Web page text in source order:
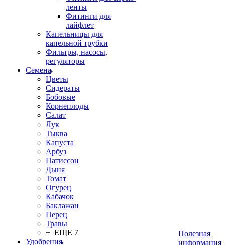
ленты
Фитинги для
лайфлет
Капельницы для
капельной трубки
Фильтры, насосы,
регуляторы
Семена
Цветы
Сидераты
Бобовые
Корнеплоды
Салат
Лук
Тыква
Капуста
Арбуз
Патиссон
Дыня
Томат
Огурец
Кабачок
Баклажан
Перец
Травы
+ ЕЩЕ 7
Удобрения
Полезная
информация